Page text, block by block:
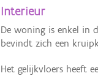
Interieur
De woning is enkel in
bevindt zich een
Het gelijkvloers heeft